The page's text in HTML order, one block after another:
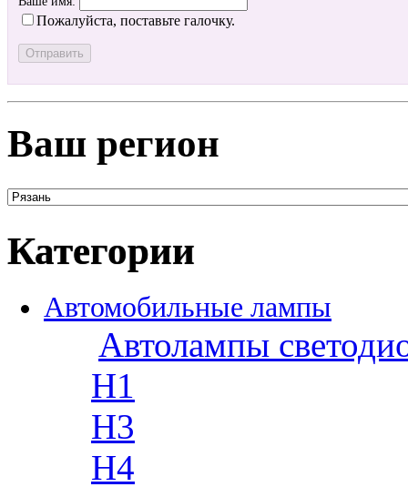
Пожалуйста, поставьте галочку.
Ваш регион
Категории
Автомобильные лампы
Автолампы
H1
H3
H4